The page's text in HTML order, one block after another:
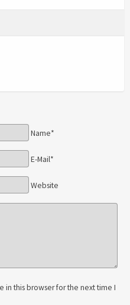
Name*
E-Mail*
Website
in this browser for the next time I